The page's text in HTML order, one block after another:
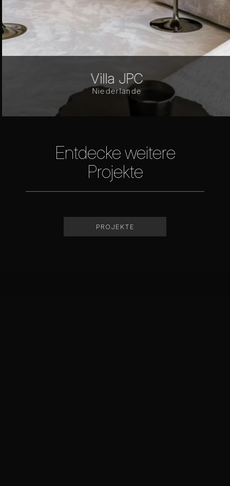
Villa JPC
Niederlande
Entdecke weitere
Projekte
PROJEKTE